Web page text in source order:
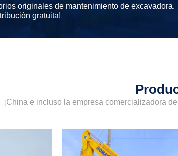
originales de mantenimiento de excavadora.
gratuita!
¡China e incluso la empresa comercializadora